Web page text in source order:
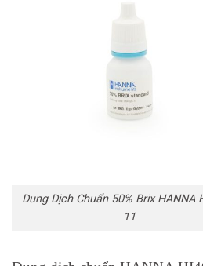
Dung Dịch Chuẩn 50% Brix HANNA
11